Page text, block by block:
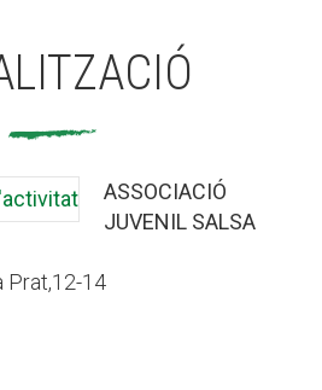
ASSOCIACIÓ
JUVENIL SALSA
Prat,12-14